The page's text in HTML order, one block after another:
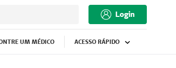
Login
UM MÉDICO ACESSO RÁPIDO